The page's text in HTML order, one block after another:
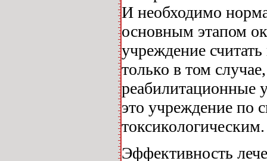
И необходимо
основным этапом
учреждение
только в том
реабилитационные
это учреждение по
токсикологическим.
Эффективность